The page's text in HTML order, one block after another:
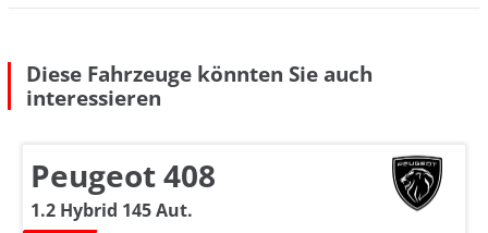
Diese Fahrzeuge könnten Sie auch
interessieren
Peugeot 408
1.2 Hybrid 145 Aut.